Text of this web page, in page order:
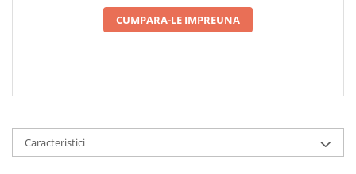
CUMPARA-LE IMPREUNA
Caracteristici